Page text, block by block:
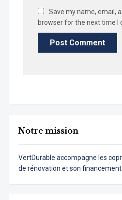
Notre mission
VertDurable accompagne les
de rénovation et son financement.
Save my name, email,
browser for the next time I